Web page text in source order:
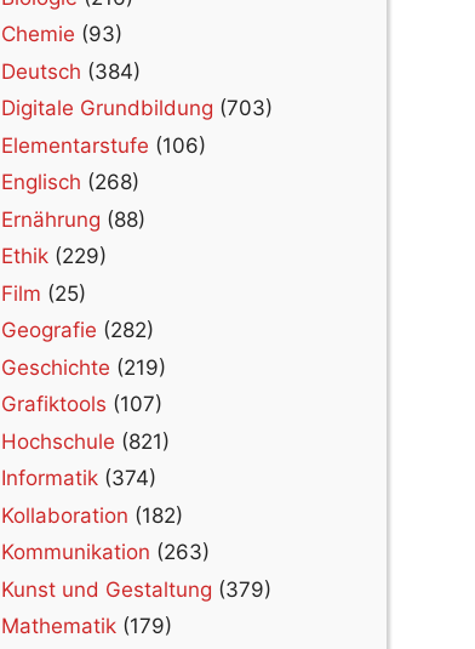
Chemie (93)
Deutsch (384)
Digitale Grundbildung (703)
Elementarstufe (106)
Englisch (268)
Ernährung (88)
Ethik (229)
Film (25)
Geografie (282)
Geschichte (219)
Grafiktools (107)
Hochschule (821)
Informatik (374)
Kollaboration (182)
Kommunikation (263)
Kunst und Gestaltung (379)
Mathematik (179)